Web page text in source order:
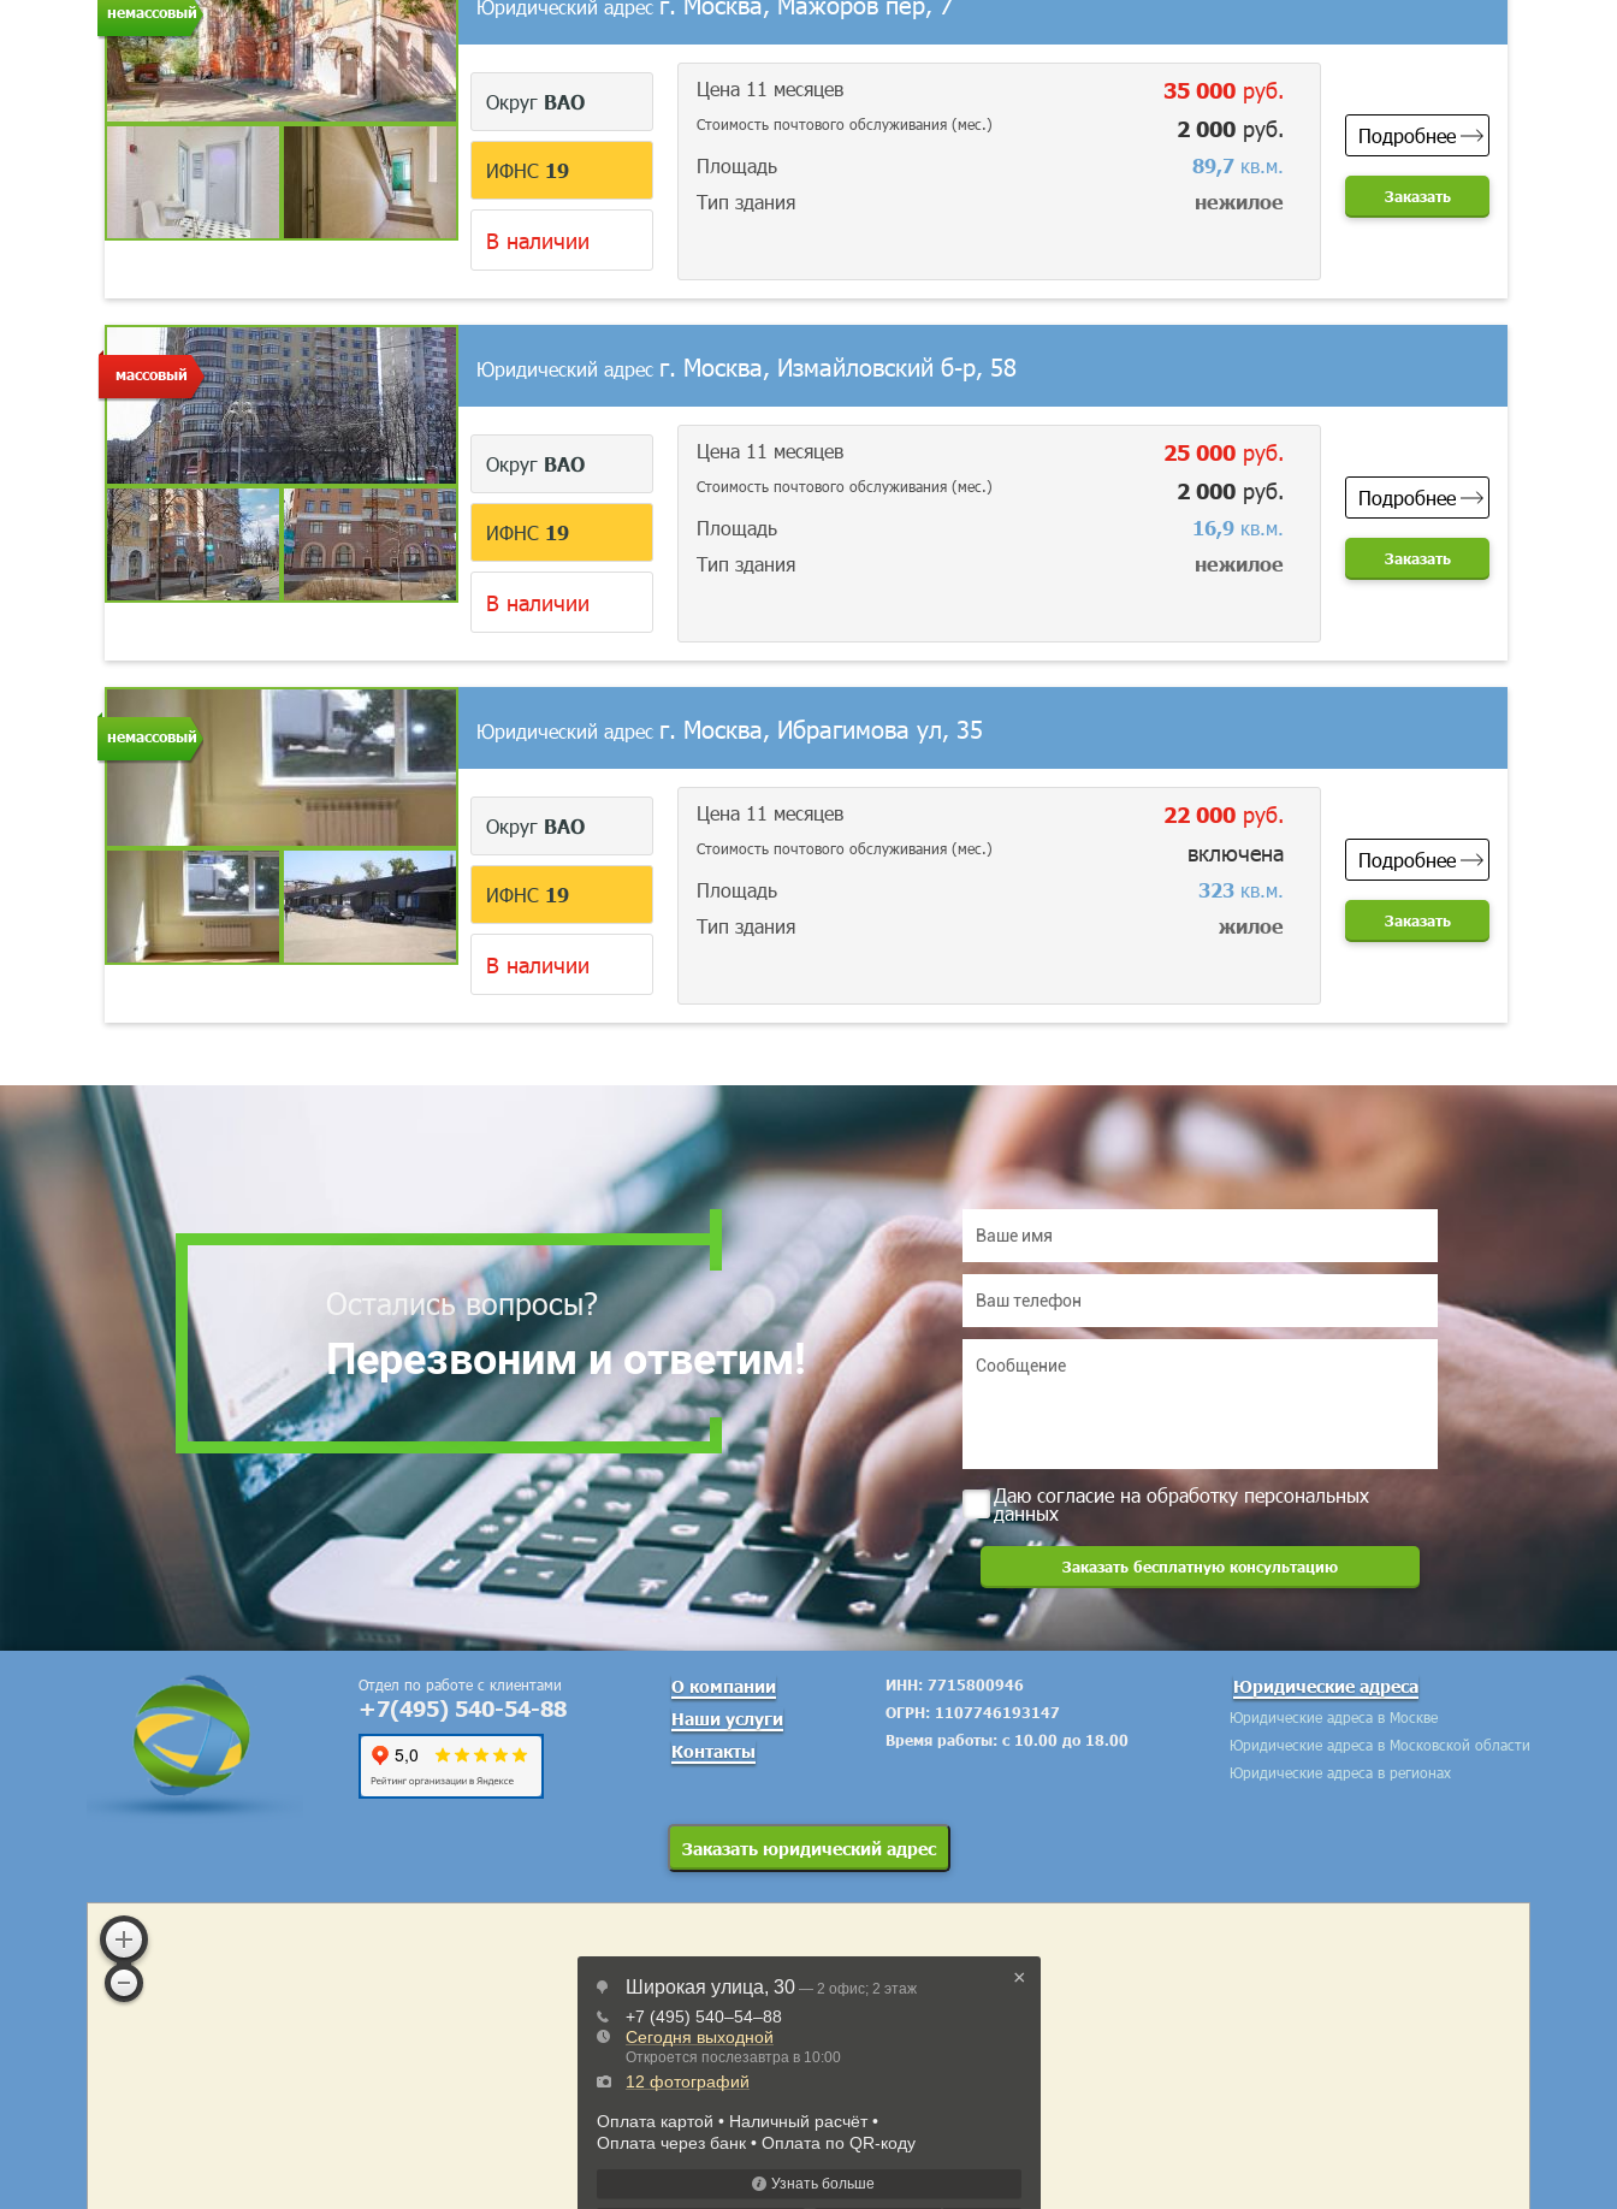
немассовый Юридический адрес
Округ ВАО
ИФНС 19
В наличии
Цена 11 месяцев 35 000 руб.
Стоимость почтового обслуживания (мес.) 2 000 руб.
Площадь 89,7 кв.м.
Тип здания
нежилое
Подробнее
Заказать
массовый Юридический адрес г. Москва, Измайловский б-р, 58
Округ ВАО
ИФНС 19
В наличии
Цена 11 месяцев 25 000 руб.
Стоимость почтового обслуживания (мес.) 2 000 руб.
Площадь 16,9 кв.м.
Тип здания
нежилое
Подробнее
Заказать
немассовый Юридический адрес г. Москва, Ибрагимова ул, 35
Округ ВАО
ИФНС 19
В наличии
Цена 11 месяцев 22 000 руб.
Стоимость почтового обслуживания (мес.) включена
Площадь 323 кв.м.
Тип здания
жилое
Подробнее
Заказать
Остались вопросы?
Перезвоним и ответим!
Даю согласие на обработку персональных
данных
Отдел по работе с клиентами
+7(495) 540-54-88
О компании
Наши услуги
Контакты
ИНН: 7715800946
ОГРН: 1107746193147
Время работы: с 10.00 до 18.00
Юридические адреса
Юридические адреса в Москве
Юридические адреса в Московской области
Юридические адреса в регионах
Заказать юридический адрес